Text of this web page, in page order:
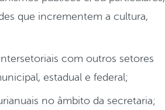
que incrementem a cultura,
com outros setores
estadual e federal;
no âmbito da secretaria;